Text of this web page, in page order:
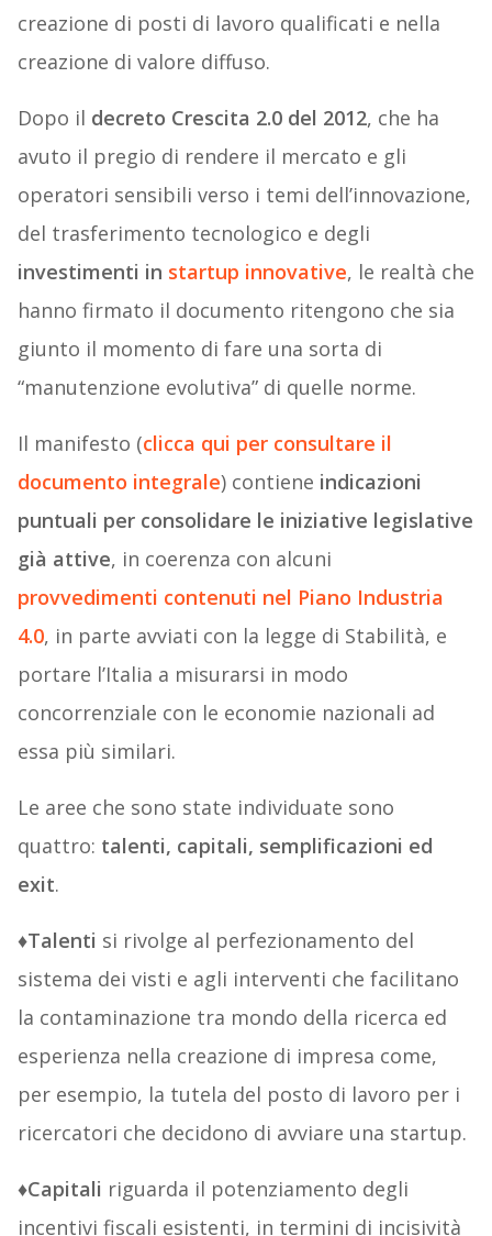
creazione di posti di lavoro qualificati e nella
creazione di valore diffuso.
Dopo il decreto Crescita 2.0 del 2012, che ha
avuto il pregio di rendere il mercato e gli
operatori sensibili verso i temi dell’innovazione,
del trasferimento tecnologico e degli
investimenti in startup innovative, le realtà che
hanno firmato il documento ritengono che sia
giunto il momento di fare una sorta di
“manutenzione evolutiva” di quelle norme.
Il manifesto (clicca qui per consultare il
documento integrale) contiene indicazioni
puntuali per consolidare le iniziative legislative
già attive, in coerenza con alcuni
provvedimenti contenuti nel Piano Industria
4.0, in parte avviati con la legge di Stabilità, e
portare l’Italia a misurarsi in modo
concorrenziale con le economie nazionali ad
essa più similari.
Le aree che sono state individuate sono
quattro: talenti, capitali, semplificazioni ed
exit.
♦Talenti si rivolge al perfezionamento del
sistema dei visti e agli interventi che facilitano
la contaminazione tra mondo della ricerca ed
esperienza nella creazione di impresa come,
per esempio, la tutela del posto di lavoro per i
ricercatori che decidono di avviare una startup.
♦Capitali riguarda il potenziamento degli
incentivi fiscali esistenti, in termini di incisività